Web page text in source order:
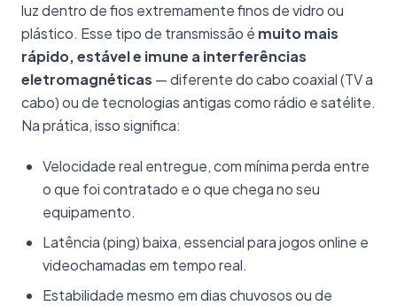
luz dentro de fios extremamente finos de vidro ou
plástico. Esse tipo de transmissão é muito mais
rápido, estável e imune a interferências
eletromagnéticas — diferente do cabo coaxial (TV a
cabo) ou de tecnologias antigas como rádio e satélite.
Na prática, isso significa:
Velocidade real entregue, com mínima perda entre
o que foi contratado e o que chega no seu
equipamento.
Latência (ping) baixa, essencial para jogos online e
videochamadas em tempo real.
Estabilidade mesmo em dias chuvosos ou de